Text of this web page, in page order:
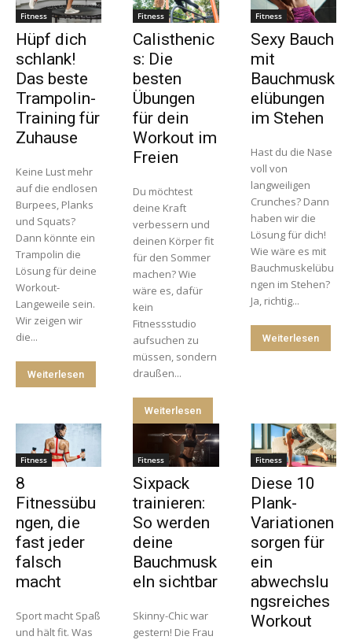
Fitness
Hüpf dich
schlank!
Das beste
Trampolin-
Training für
Zuhause
Keine Lust mehr
auf die endlosen
Burpees, Planks
und Squats?
Dann könnte ein
Trampolin die
Lösung für deine
Workout-
Langeweile sein.
Wir zeigen wir
die...
Weiterlesen
Fitness
Calisthenic
s: Die
besten
Übungen
für dein
Workout im
Freien
Du möchtest
deine Kraft
verbessern und
deinen Körper fit
für den Sommer
machen? Wie
wäre es, dafür
kein
Fitnessstudio
aufsuchen zu
müssen, sondern
draußen...
Weiterlesen
Fitness
Sexy Bauch
mit
Bauchmusk
elübungen
im Stehen
Hast du die Nase
voll von
langweiligen
Crunches? Dann
haben wir die
Lösung für dich!
Wie wäre es mit
Bauchmuskelübu
ngen im Stehen?
Ja, richtig...
Weiterlesen
Fitness
8
Fitnessübu
ngen, die
fast jeder
falsch
macht
Sport macht Spaß
und hält fit. Was
Fitness
Sixpack
trainieren:
So werden
deine
Bauchmusk
eln sichtbar
Skinny-Chic war
gestern! Die Frau
Fitness
Diese 10
Plank-
Variationen
sorgen für
ein
abwechslu
ngsreiches
Workout